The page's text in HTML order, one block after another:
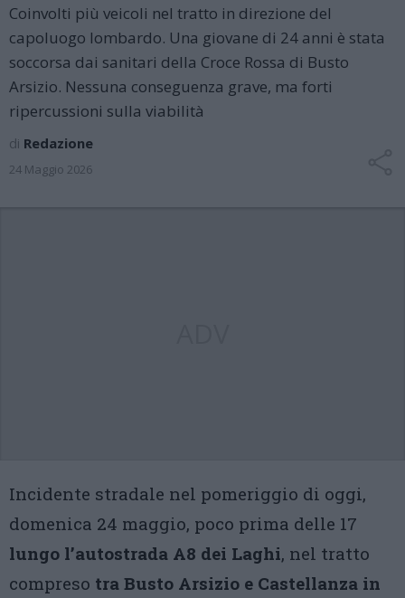
Coinvolti più veicoli nel tratto in direzione del
capoluogo lombardo. Una giovane di 24 anni è stata
soccorsa dai sanitari della Croce Rossa di Busto
Arsizio. Nessuna conseguenza grave, ma forti
ripercussioni sulla viabilità
di Redazione
24 Maggio 2026
Incidente stradale nel pomeriggio di oggi,
domenica 24 maggio, poco prima delle 17
lungo l’autostrada A8 dei Laghi, nel tratto
compreso tra Busto Arsizio e Castellanza in